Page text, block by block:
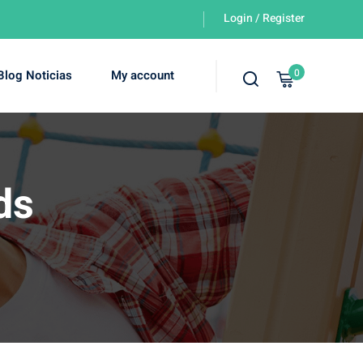
Login / Register
Noticias My account 0